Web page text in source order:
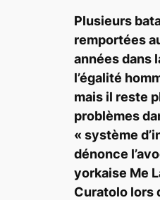
Plusieurs
remportées
années dans
l’égalité
mais il reste
problèmes
« système
dénonce
yorkaise Me
Curatolo lors